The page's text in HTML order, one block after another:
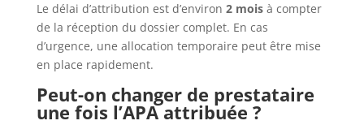
Le délai d’attribution est d’environ 2 moisà compter
de la réception du dossier complet. En cas
d’urgence, une allocation temporaire peut être mise
en place rapidement.
Peut-on changer de prestataire
une fois l’APA attribuée ?